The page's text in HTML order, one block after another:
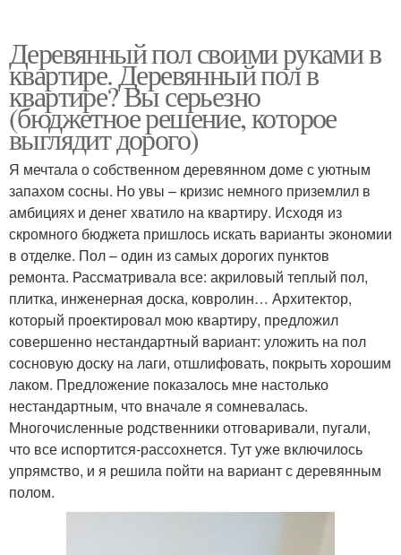
Деревянный пол своими руками в
квартире. Деревянный пол в
квартире? Вы серьезно
(бюджетное решение, которое
выглядит дорого)
Я мечтала о собственном деревянном доме с уютным
запахом сосны. Но увы – кризис немного приземлил в
амбициях и денег хватило на квартиру. Исходя из
скромного бюджета пришлось искать варианты экономии
в отделке. Пол – один из самых дорогих пунктов
ремонта. Рассматривала все: акриловый теплый пол,
плитка, инженерная доска, ковролин… Архитектор,
который проектировал мою квартиру, предложил
совершенно нестандартный вариант: уложить на пол
сосновую доску на лаги, отшлифовать, покрыть хорошим
лаком. Предложение показалось мне настолько
нестандартным, что вначале я сомневалась.
Многочисленные родственники отговаривали, пугали,
что все испортится-рассохнется. Тут уже включилось
упрямство, и я решила пойти на вариант с деревянным
полом.